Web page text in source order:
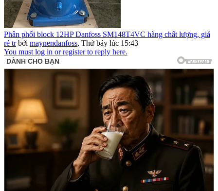
Phân phối block 12HP Danfoss SM148T4VC hàng chất lượng, giá
rẻ tr bởi maynendanfoss, Thứ bảy lúc 15:43
You must log in or register to reply here.